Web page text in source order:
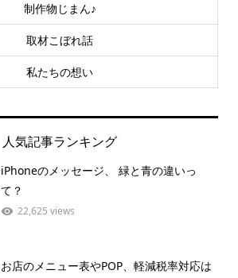
制作物じまん♪
取材こぼれ話
私たちの想い
人気記事ランキング
iPhoneのメッセージ、 緑と青の違いっ
て？
22,625 views
お店のメニュー表やPOP、軽減税率対応は